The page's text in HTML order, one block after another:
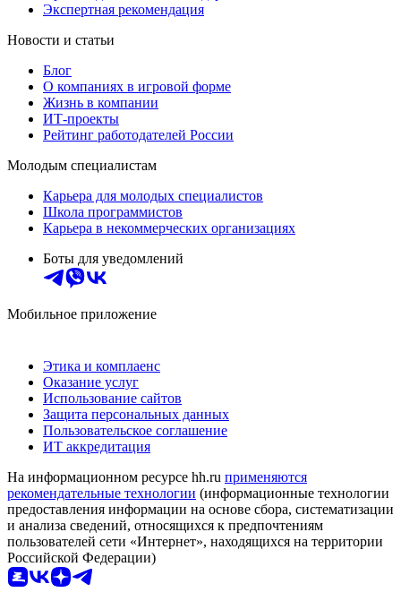
Экспертная рекомендация
Новости и статьи
Блог
О компаниях в игровой форме
Жизнь в компании
ИТ-проекты
Рейтинг работодателей России
Молодым специалистам
Карьера для молодых специалистов
Школа программистов
Карьера в некоммерческих организациях
Боты для уведомлений
Мобильное приложение
Этика и комплаенс
Оказание услуг
Использование сайтов
Защита персональных данных
Пользовательское соглашение
ИТ аккредитация
На информационном ресурсе hh.ru применяются
рекомендательные технологии (информационные технологии
предоставления информации на основе сбора, систематизации
и анализа сведений, относящихся к предпочтениям
пользователей сети «Интернет», находящихся на территории
Российской Федерации)